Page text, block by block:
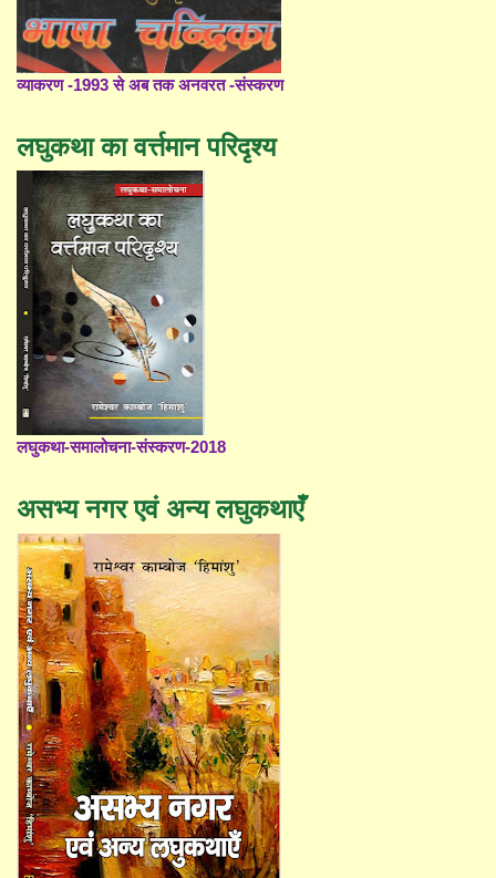
व्याकरण -1993 से अब तक अनवरत -संस्करण
लघुकथा का वर्त्तमान परिदृश्य
लघुकथा-समालोचना-संस्करण-2018
असभ्य नगर एवं अन्य लघुकथाएँ